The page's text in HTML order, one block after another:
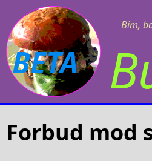
Bim,
BETA
Forbud mod